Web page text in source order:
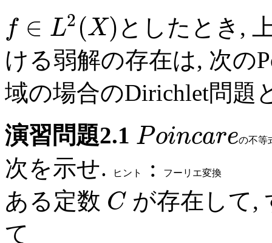
f ∈ L2 (X) としたとき,
ける弱解の存在は, 次の
域の場合のDirichlet問題
演習問題2.1 Poincareの不等
次を示せ. ヒ ン ト : フー リ エ変換
ある定数 C が存在して,
て